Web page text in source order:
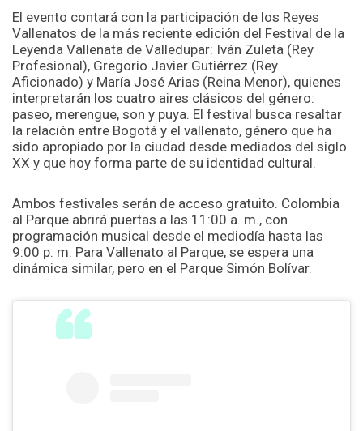
El evento contará con la participación de los Reyes
Vallenatos de la más reciente edición del Festival de la
Leyenda Vallenata de Valledupar: Iván Zuleta (Rey
Profesional), Gregorio Javier Gutiérrez (Rey
Aficionado) y María José Arias (Reina Menor), quienes
interpretarán los cuatro aires clásicos del género:
paseo, merengue, son y puya. El festival busca resaltar
la relación entre Bogotá y el vallenato, género que ha
sido apropiado por la ciudad desde mediados del siglo
XX y que hoy forma parte de su identidad cultural.
Ambos festivales serán de acceso gratuito. Colombia
al Parque abrirá puertas a las 11:00 a. m., con
programación musical desde el mediodía hasta las
9:00 p. m. Para Vallenato al Parque, se espera una
dinámica similar, pero en el Parque Simón Bolívar.